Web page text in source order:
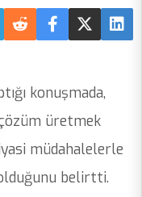
konuşmada,
üretmek
müdahalelerle
belirtti.